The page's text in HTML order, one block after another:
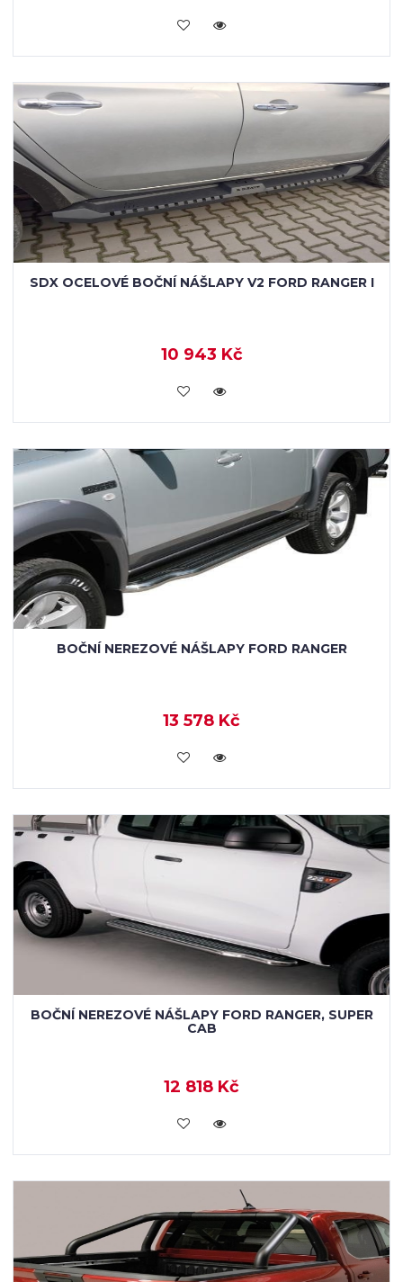
KOUPIT
SDX OCELOVÉ BOČNÍ NÁŠLAPY V2 FORD RANGER I
10 943 Kč
KOUPIT
BOČNÍ NEREZOVÉ NÁŠLAPY FORD RANGER
13 578 Kč
KOUPIT
BOČNÍ NEREZOVÉ NÁŠLAPY FORD RANGER, SUPER
CAB
12 818 Kč
KOUPIT